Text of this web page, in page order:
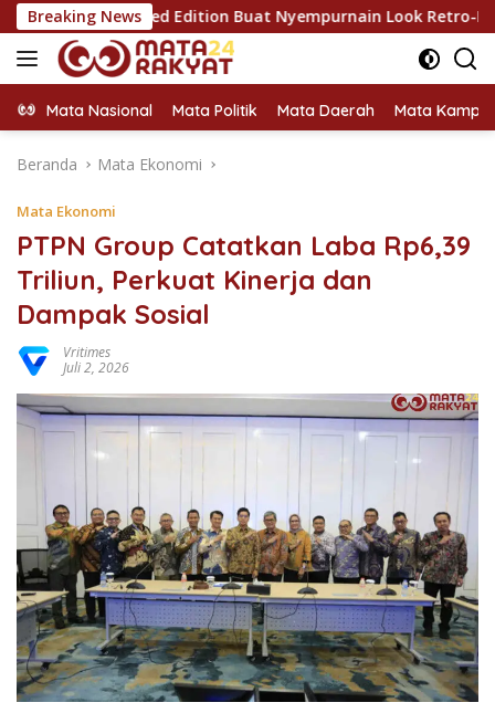
Langsung
ke
konten
Breaking News
Edition Buat Nyempurnain Look Retro-Future Lo
Mata Nasional Mata Politik Mata Daerah Mata
Beranda Mata Ekonomi
Mata Ekonomi
PTPN Group Catatkan Laba Rp6,39
Triliun, Perkuat Kinerja dan
Dampak Sosial
Vritimes
Juli 2, 2026